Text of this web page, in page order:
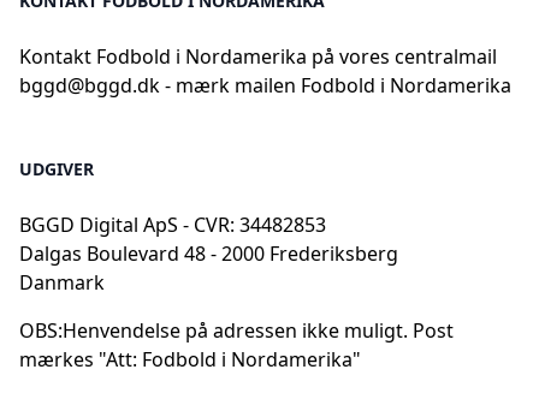
Kontakt Fodbold i Nordamerika på vores centralmail
bggd@bggd.dk- mærk mailen Fodbold i Nordamerika
UDGIVER
BGGD Digital ApS - CVR: 34482853
Dalgas Boulevard 48 - 2000 Frederiksberg
Danmark
OBS:Henvendelse på adressen ikke muligt. Post
mærkes "Att: Fodbold i Nordamerika"